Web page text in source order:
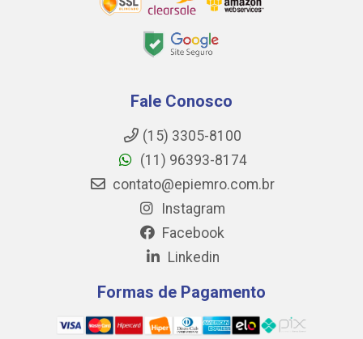
Fale Conosco
(15) 3305-8100
(11) 96393-8174
contato@epiemro.com.br
Instagram
Facebook
Linkedin
Formas de Pagamento